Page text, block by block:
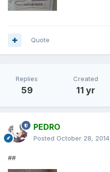
Quote
Replies
59
Created
11 yr
PEDRO
Posted October 28, 2014
##